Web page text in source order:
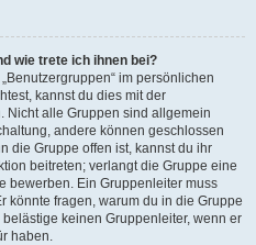
wie trete ich ihnen bei?
im persönlichen
kannst du dies mit der
Nicht alle Gruppen sind allgemein
andere können geschlossen
die Gruppe offen ist, kannst du ihr
beitreten; verlangt die Gruppe eine
bewerben. Ein Gruppenleiter muss
könnte fragen, warum du in die Gruppe
keinen Gruppenleiter, wenn er
haben.